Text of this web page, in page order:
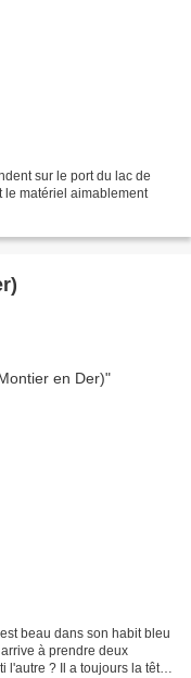
sur le port du lac de
le matériel aimablement
beau dans son habit bleu
à prendre deux
? Il a toujours la tête